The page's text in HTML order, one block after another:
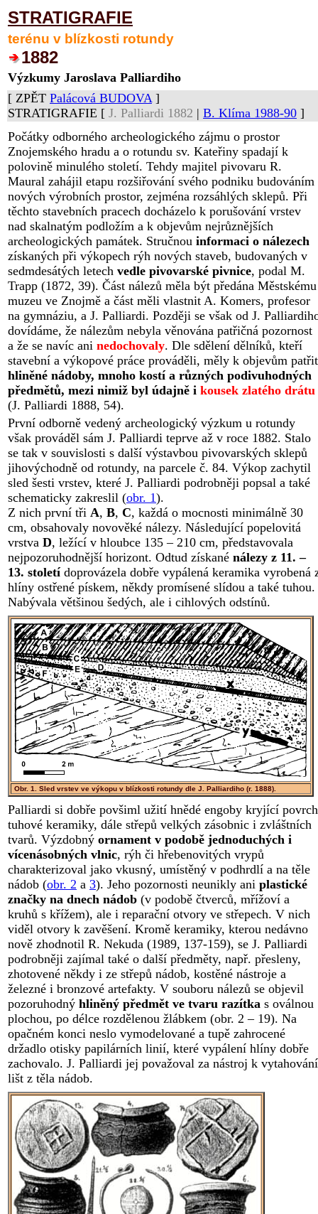
STRATIGRAFIE
terénu v blízkosti rotundy
1882
Výzkumy Jaroslava Palliardiho
[ ZPĚT Palácová BUDOVA ]
STRATIGRAFIE [ J. Palliardi 1882 | B. Klíma 1988-90 ]
Počátky odborného archeologického zájmu o prostor
Znojemského hradu a o rotundu sv. Kateřiny spadají k
polovině minulého století. Tehdy majitel pivovaru R.
Maural zahájil etapu rozšiřování svého podniku budováním
nových výrobních prostor, zejména rozsáhlých sklepů. Při
těchto stavebních pracech docházelo k porušování vrstev
nad skalnatým podložím a k objevům nejrůznějších
archeologických památek. Stručnou informaci o nálezech
získaných při výkopech rýh nových staveb, budovaných v
sedmdesátých letech vedle pivovarské pivnice, podal M.
Trapp (1872, 39). Část nálezů měla být předána Městskému
muzeu ve Znojmě a část měli vlastnit A. Komers, profesor
na gymnáziu, a J. Palliardi. Později se však od J.
dovídáme, že nálezům nebyla věnována patřičná pozornost
a že se navíc ani nedochovaly. Dle sdělení dělníků, kteří
stavební a výkopové práce prováděli, měly k objevům patřit
hliněné nádoby, mnoho kostí a různých podivuhodných
předmětů, mezi nimiž byl údajně i kousek zlatého drátu
(J. Palliardi 1888, 54).
První odborně vedený archeologický výzkum u rotundy
však prováděl sám J. Palliardi teprve až v roce 1882. Stalo
se tak v souvislosti s další výstavbou pivovarských sklepů
jihovýchodně od rotundy, na parcele č. 84. Výkop zachytil
sled šesti vrstev, které J. Palliardi podrobněji popsal a také
schematicky zakreslil (obr. 1).
Z nich první tři A, B, C, každá o mocnosti minimálně 30
cm, obsahovaly novověké nálezy. Následující popelovitá
vrstva D, ležící v hloubce 135 – 210 cm, představovala
nejpozoruhodnější horizont. Odtud získané nálezy z 11. –
13. stoletídoprovázela dobře vypálená keramika vyrobená
hlíny ostřené pískem, někdy promísené slídou a také tuhou.
Nabývala většinou šedých, ale i cihlových odstínů.
Obr. 1. Sled vrstev ve výkopu v blízkosti rotundy dle J. Palliardiho (r. 1888).
Palliardi si dobře povšiml užití hnědé engoby kryjící povrch
tuhové keramiky, dále střepů velkých zásobnic i zvláštních
tvarů. Výzdobný ornament v podobě jednoduchých i
vícenásobných vlnic, rýh či hřebenovitých vrypů
charakterizoval jako vkusný, umístěný v podhrdlí a na těle
nádob (obr. 2 a 3). Jeho pozornosti neunikly ani plastické
značky na dnech nádob (v podobě čtverců, mřížoví a
kruhů s křížem), ale i reparační otvory ve střepech. V nich
viděl otvory k zavěšení. Kromě keramiky, kterou nedávno
nově zhodnotil R. Nekuda (1989, 137-159), se J. Palliardi
podrobněji zajímal také o další předměty, např. přesleny,
zhotovené někdy i ze střepů nádob, kostěné nástroje a
železné i bronzové artefakty. V souboru nálezů se objevil
pozoruhodný hliněný předmět ve tvaru razítka s oválnou
plochou, po délce rozdělenou žlábkem (obr. 2 – 19). Na
opačném konci neslo vymodelované a tupě zahrocené
držadlo otisky papilárních linií, které vypálení hlíny dobře
zachovalo. J. Palliardi jej považoval za nástroj k vytahování
lišt z těla nádob.